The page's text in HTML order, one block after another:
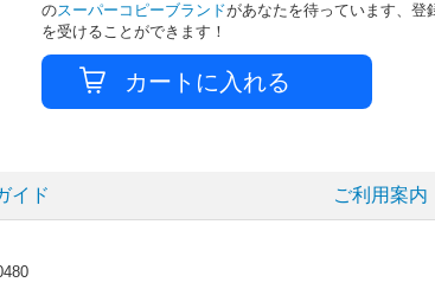
のスーパーコピーブランドがあなたを待っています、登
を受けることができます！
イド ご利用案内